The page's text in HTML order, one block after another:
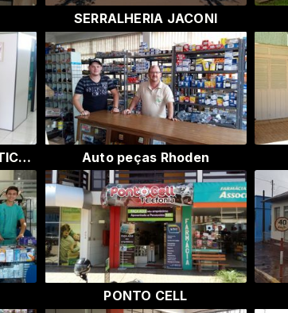
SERRALHERIA JACONI
RAQUEL DEUBER COSMÉTICA E STÚDIO Auto peças Rhoden
PONTO CELL